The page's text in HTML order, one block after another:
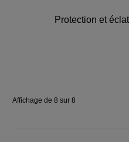
Protection et
Affichage de 8 sur 8